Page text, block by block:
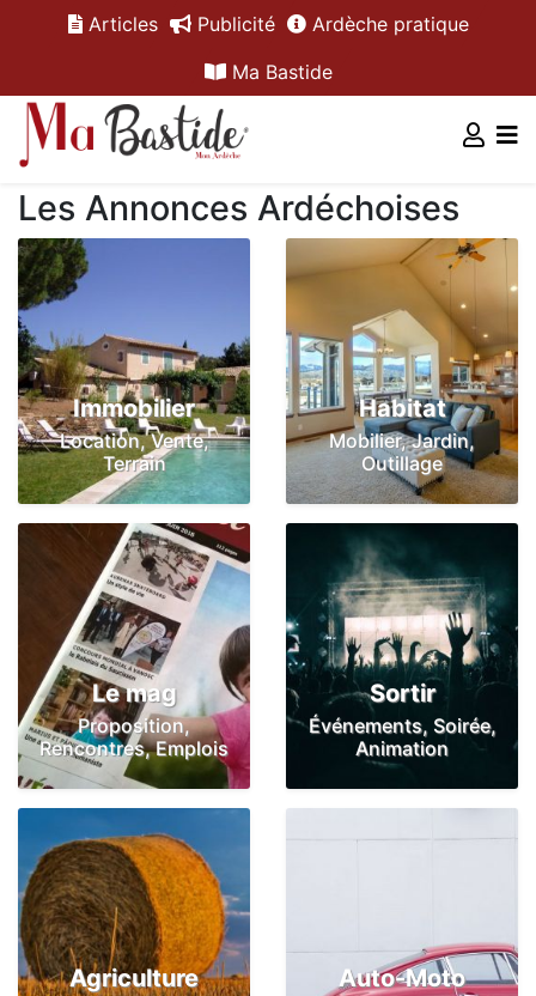
Articles Publicité
Ardèche pratique
Ma Bastide
Les Annonces Ardéchoises
Immobilier
Location, Vente,
Terrain
Habitat
Mobilier, Jardin,
Outillage
Le mag
Proposition,
Rencontres, Emplois
Sortir
Événements, Soirée,
Animation
Agriculture Auto-Moto